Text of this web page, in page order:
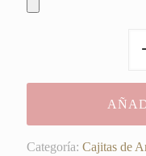
&
Categoría: Cajitas de